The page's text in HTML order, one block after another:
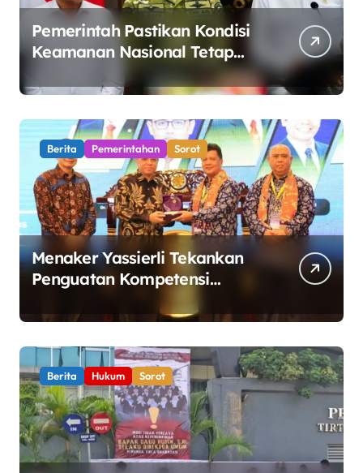
Pemerintah Pastikan Kondisi
Keamanan Nasional Tetap
Kondusif Jelang HUT ke-81
RI, Masyarakat Diminta
Waspadai Hoaks
Berita Pemerintahan Sorot
Menaker Yassierli Tekankan
Penguatan Kompetensi
untuk Hadapi Transformasi
Dunia Kerja
Berita Hukum Sorot